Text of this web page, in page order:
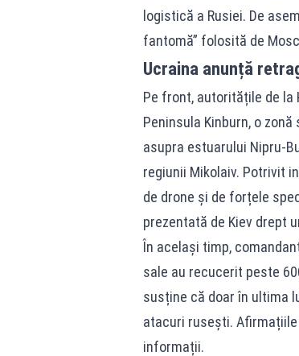
logistică a Rusiei. De
fantomă” folosită de
Ucraina anunță
Pe front, autoritățile de
Peninsula Kinburn, o
asupra estuarului Nipru-
regiunii Mikolaiv. Potrivit
de drone și de forțele
prezentată de Kiev drept
În același timp,
sale au recucerit peste
susține că doar în ultima
atacuri rusești.
informații.